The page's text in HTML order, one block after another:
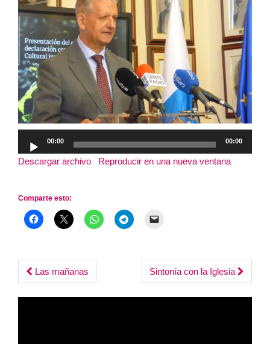
Reproductor
de
audio
00:00 00:00
Descargar archivo Reproducir en una nueva ventana
Comparte esto:
Post
navigation
Las mañanas Sintonía con la Iglesia